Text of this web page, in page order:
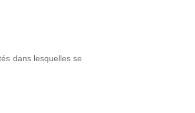
dans lesquelles se